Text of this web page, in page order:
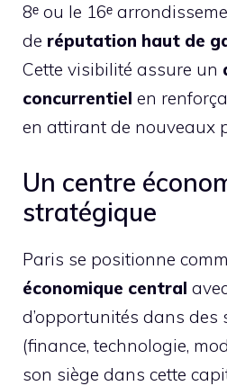
8ᵉ ou le 16ᵉ
de réputation haut de
Cette visibilité assure un
concurrentiel en
en attirant de nouveaux
Un centre
stratégique
Paris se positionne
économique central
d’opportunités dans des
(finance, technologie,
son siège dans cette